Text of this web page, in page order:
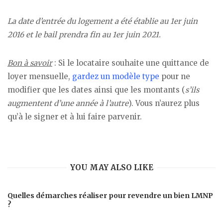
La date d’entrée du logement a été établie au 1er juin
2016 et le bail prendra fin au 1er juin 2021.
Bon à savoir: Si le locataire souhaite une quittance de
loyer mensuelle, gardez un modèle type pour ne
modifier que les dates ainsi que les montants (s’ils
augmentent d’une année à l’autre). Vous n’aurez plus
qu’à le signer et à lui faire parvenir.
YOU MAY ALSO LIKE
Quelles démarches réaliser pour revendre un bien LMNP
?